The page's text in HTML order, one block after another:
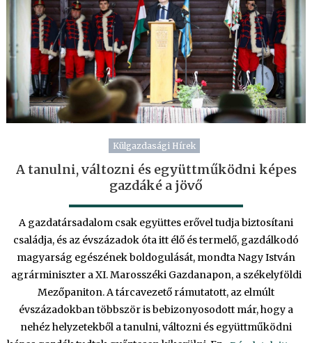
Külgazdasági Hírek
A tanulni, változni és együttműködni képes
gazdáké a jövő
A gazdatársadalom csak együttes erővel tudja biztosítani
családja, és az évszázadok óta itt élő és termelő, gazdálkodó
magyarság egészének boldogulását, mondta Nagy István
agrárminiszter a XI. Marosszéki Gazdanapon, a székelyföldi
Mezőpaniton. A tárcavezető rámutatott, az elmúlt
évszázadokban többször is bebizonyosodott már, hogy a
nehéz helyzetekből a tanulni, változni és együttműködni